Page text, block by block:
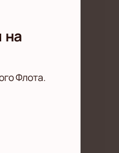
на
Флота.